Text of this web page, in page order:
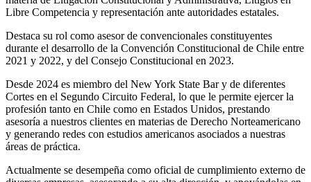
Libre Competencia y representación ante autoridades estatales.
Destaca su rol como asesor de convencionales constituyentes
durante el desarrollo de la Convención Constitucional de Chile entre
2021 y 2022, y del Consejo Constitucional en 2023.
Desde 2024 es miembro del New York State Bar y de diferentes
Cortes en el Segundo Circuito Federal, lo que le permite ejercer la
profesión tanto en Chile como en Estados Unidos, prestando
asesoría a nuestros clientes en materias de Derecho Norteamericano
y generando redes con estudios americanos asociados a nuestras
áreas de práctica.
Actualmente se desempeña como oficial de cumplimiento externo de